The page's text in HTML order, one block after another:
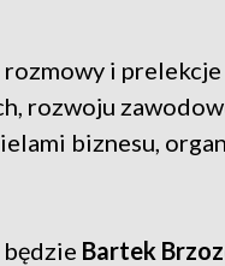
i
rozwoju
biznesu,
Bartek